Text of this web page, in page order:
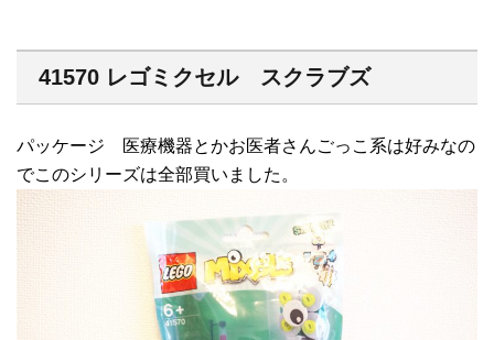
41570 レゴミクセル スクラブズ
パッケージ 医療機器とかお医者さんごっこ系は好みなの
でこのシリーズは全部買いました。